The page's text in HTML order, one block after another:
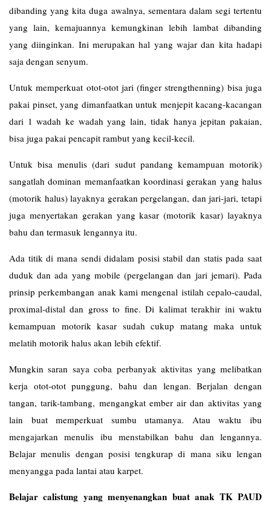
dibanding yang kita duga awalnya, sementara dalam segi tertentu
yang lain, kemajuannya kemungkinan lebih lambat dibanding
yang diinginkan. Ini merupakan hal yang wajar dan kita hadapi
saja dengan senyum.
Untuk memperkuat otot-otot jari (finger strengthenning) bisa juga
pakai pinset, yang dimanfaatkan untuk menjepit kacang-kacangan
dari 1 wadah ke wadah yang lain, tidak hanya jepitan pakaian,
bisa juga pakai pencapit rambut yang kecil-kecil.
Untuk bisa menulis (dari sudut pandang kemampuan motorik)
sangatlah dominan memanfaatkan koordinasi gerakan yang halus
(motorik halus) layaknya gerakan pergelangan, dan jari-jari, tetapi
juga menyertakan gerakan yang kasar (motorik kasar) layaknya
bahu dan termasuk lengannya itu.
Ada titik di mana sendi didalam posisi stabil dan statis pada saat
duduk dan ada yang mobile (pergelangan dan jari jemari). Pada
prinsip perkembangan anak kami mengenal istilah cepalo-caudal,
proximal-distal dan gross to fine. Di kalimat terakhir ini waktu
kemampuan motorik kasar sudah cukup matang maka untuk
melatih motorik halus akan lebih efektif.
Mungkin saran saya coba perbanyak aktivitas yang melibatkan
kerja otot-otot punggung, bahu dan lengan. Berjalan dengan
tangan, tarik-tambang, mengangkat ember air dan aktivitas yang
lain buat memperkuat sumbu utamanya. Atau waktu ibu
mengajarkan menulis ibu menstabilkan bahu dan lengannya.
Belajar menulis dengan posisi tengkurap di mana siku lengan
menyangga pada lantai atau karpet.
Belajar calistung yang menyenangkan buat anak TK PAUD